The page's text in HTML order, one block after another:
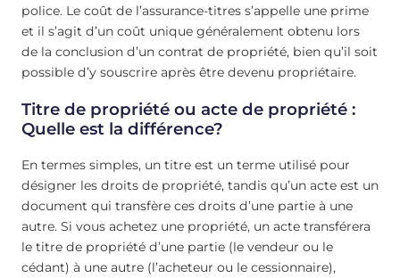
police. Le coût de l’assurance-titres s’appelle une prime
et il s’agit d’un coût unique généralement obtenu lors
de la conclusion d’un contrat de propriété, bien qu’il soit
possible d’y souscrire après être devenu propriétaire.
Titre de propriété ou acte de propriété :
Quelle est la différence?
En termes simples, un titre est un terme utilisé pour
désigner les droits de propriété, tandis qu’un acte est un
document qui transfère ces droits d’une partie à une
autre. Si vous achetez une propriété, un acte transférera
le titre de propriété d’une partie (le vendeur ou le
cédant) à une autre (l’acheteur ou le cessionnaire),